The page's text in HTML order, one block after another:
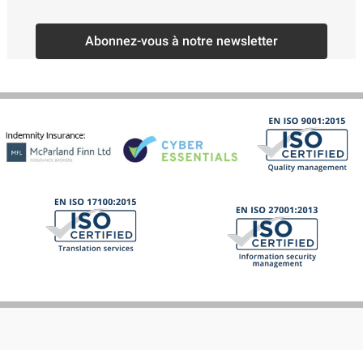
Abonnez-vous à notre newsletter